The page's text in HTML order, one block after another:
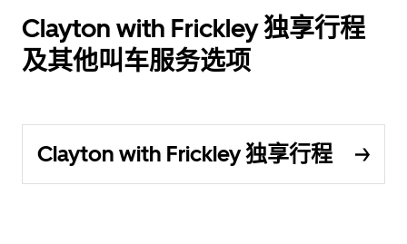
Clayton with Frickley 独享行程
及其他叫车服务选项
Clayton with Frickley 独享行程